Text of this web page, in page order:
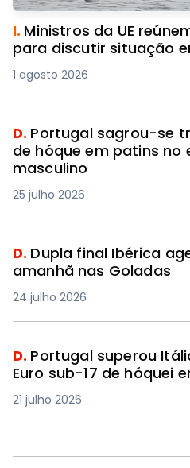
I. Ministros da UE
para discutir situação
1 agosto 2026
D. Portugal sagrou-se
de hóque em patins no
masculino
25 julho 2026
D. Dupla final Ibérica
amanhã nas Goladas
24 julho 2026
D. Portugal superou
Euro sub-17 de hóquei
21 julho 2026